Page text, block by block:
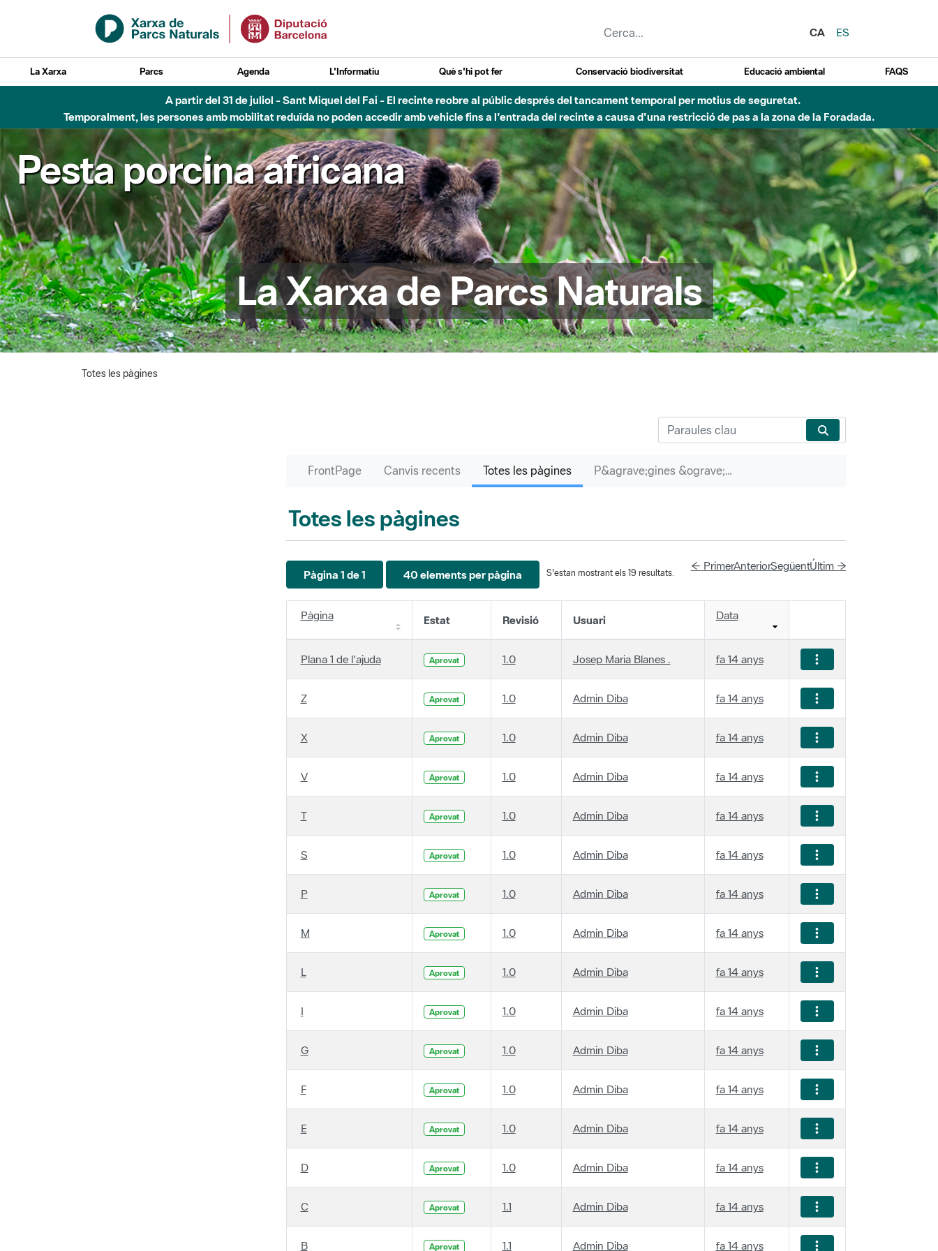
Salta al contingut principal
CA
ES
La Xarxa Parcs Agenda L'Informatiu Què s'hi pot fer Conservació biodiversitat Educació ambiental FAQS
6 d'agost - Parc Fluvial Besòs - Activació de la Fase d'Alerta del Parc Fluvial del Besòs per pluges intenses.
Tancats els accessos al Parc.
Pesta porcina africana
La Xarxa de Parcs Naturals
Totes les pàgines
FrontPage Canvis recents Totes les pàgines P&agrave;gines &ograve;rfenes
Totes les pàgines
Pàgina 1 de 1 40 elements per pàgina S'estan mostrant els 19 resultats.
← PrimerAnteriorSegüentÚltim →
Pàgina Estat Revisió Usuari Data
Plana 1 de l'ajuda Aprovat 1.0 Josep Maria Blanes . fa 14 anys
Z Aprovat 1.0 Admin Diba fa 14 anys
X Aprovat 1.0 Admin Diba fa 14 anys
V Aprovat 1.0 Admin Diba fa 14 anys
T Aprovat 1.0 Admin Diba fa 14 anys
S Aprovat 1.0 Admin Diba fa 14 anys
P Aprovat 1.0 Admin Diba fa 14 anys
M Aprovat 1.0 Admin Diba fa 14 anys
L Aprovat 1.0 Admin Diba fa 14 anys
I Aprovat 1.0 Admin Diba fa 14 anys
G Aprovat 1.0 Admin Diba fa 14 anys
F Aprovat 1.0 Admin Diba fa 14 anys
E Aprovat 1.0 Admin Diba fa 14 anys
D Aprovat 1.0 Admin Diba fa 14 anys
C Aprovat 1.1 Admin Diba fa 14 anys
B Aprovat 1.1 Admin Diba fa 14 anys